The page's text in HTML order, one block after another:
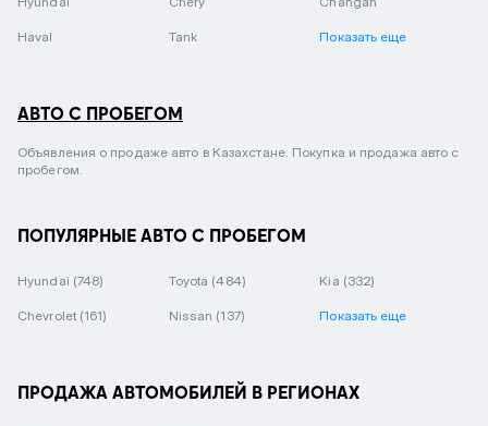
Haval Tank Показать еще
АВТО С ПРОБЕГОМ
Объявления о продаже авто в Казахстане. Покупка и продажа авто с
пробегом.
ПОПУЛЯРНЫЕ АВТО С ПРОБЕГОМ
Hyundai (748) Toyota (484) Kia (332)
Chevrolet (161) Nissan (137) Показать еще
ПРОДАЖА АВТОМОБИЛЕЙ В РЕГИОНАХ